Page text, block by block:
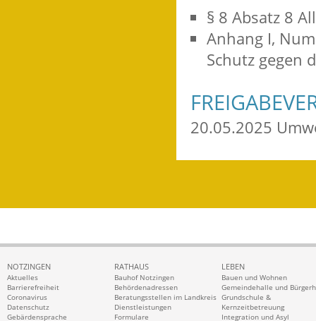
§ 8 Absatz 8
Anhang I,
Schutz gegen
20.05.2025
NOTZINGEN
Aktuelles
Barrierefreiheit
Coronavirus
Datenschutz
Gebärdensprache
RATHAUS
Bauhof Notzingen
Behördenadressen
Beratungsstellen im Landkreis
Dienstleistungen
Formulare
LEBEN
Bauen und Wohnen
Gemeindehalle und
Grundschule &
Kernzeitbetreuung
Integration und Asyl